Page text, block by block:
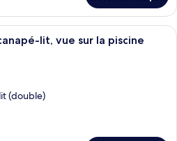
Une cuisine avec une table en bois,
lit, vue sur la piscine
(double)